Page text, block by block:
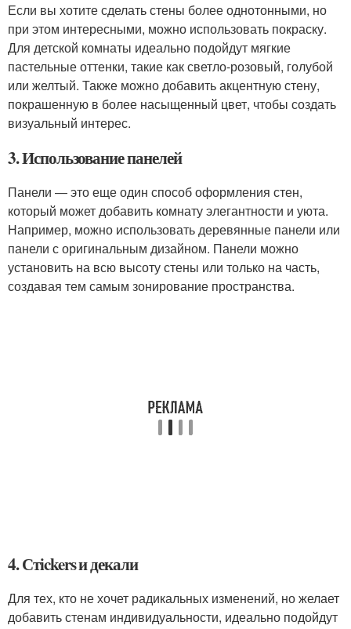
Если вы хотите сделать стены более однотонными, но
при этом интересными, можно использовать покраску.
Для детской комнаты идеально подойдут мягкие
пастельные оттенки, такие как светло-розовый, голубой
или желтый. Также можно добавить акцентную стену,
покрашенную в более насыщенный цвет, чтобы создать
визуальный интерес.
3. Использование панелей
Панели — это еще один способ оформления стен,
который может добавить комнату элегантности и уюта.
Например, можно использовать деревянные панели или
панели с оригинальным дизайном. Панели можно
установить на всю высоту стены или только на часть,
создавая тем самым зонирование пространства.
4. Стickers и декали
Для тех, кто не хочет радикальных изменений, но желает
добавить стенам индивидуальности, идеально подойдут